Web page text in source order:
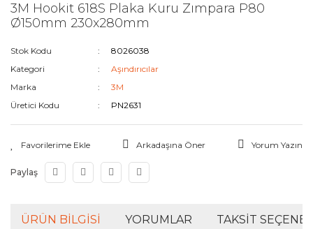
3M Hookit 618S Plaka Kuru Zımpara P80
Ø150mm 230x280mm
Stok Kodu
8026038
Kategori
Aşındırıcılar
Marka
3M
Üretici Kodu
PN2631
Arkadaşına Öner Yorum Yazın
Paylaş
ÜRÜN BILGISI YORUMLAR TAKSIT